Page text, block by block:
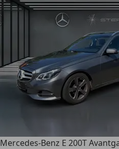
Mercedes-Benz E 200T